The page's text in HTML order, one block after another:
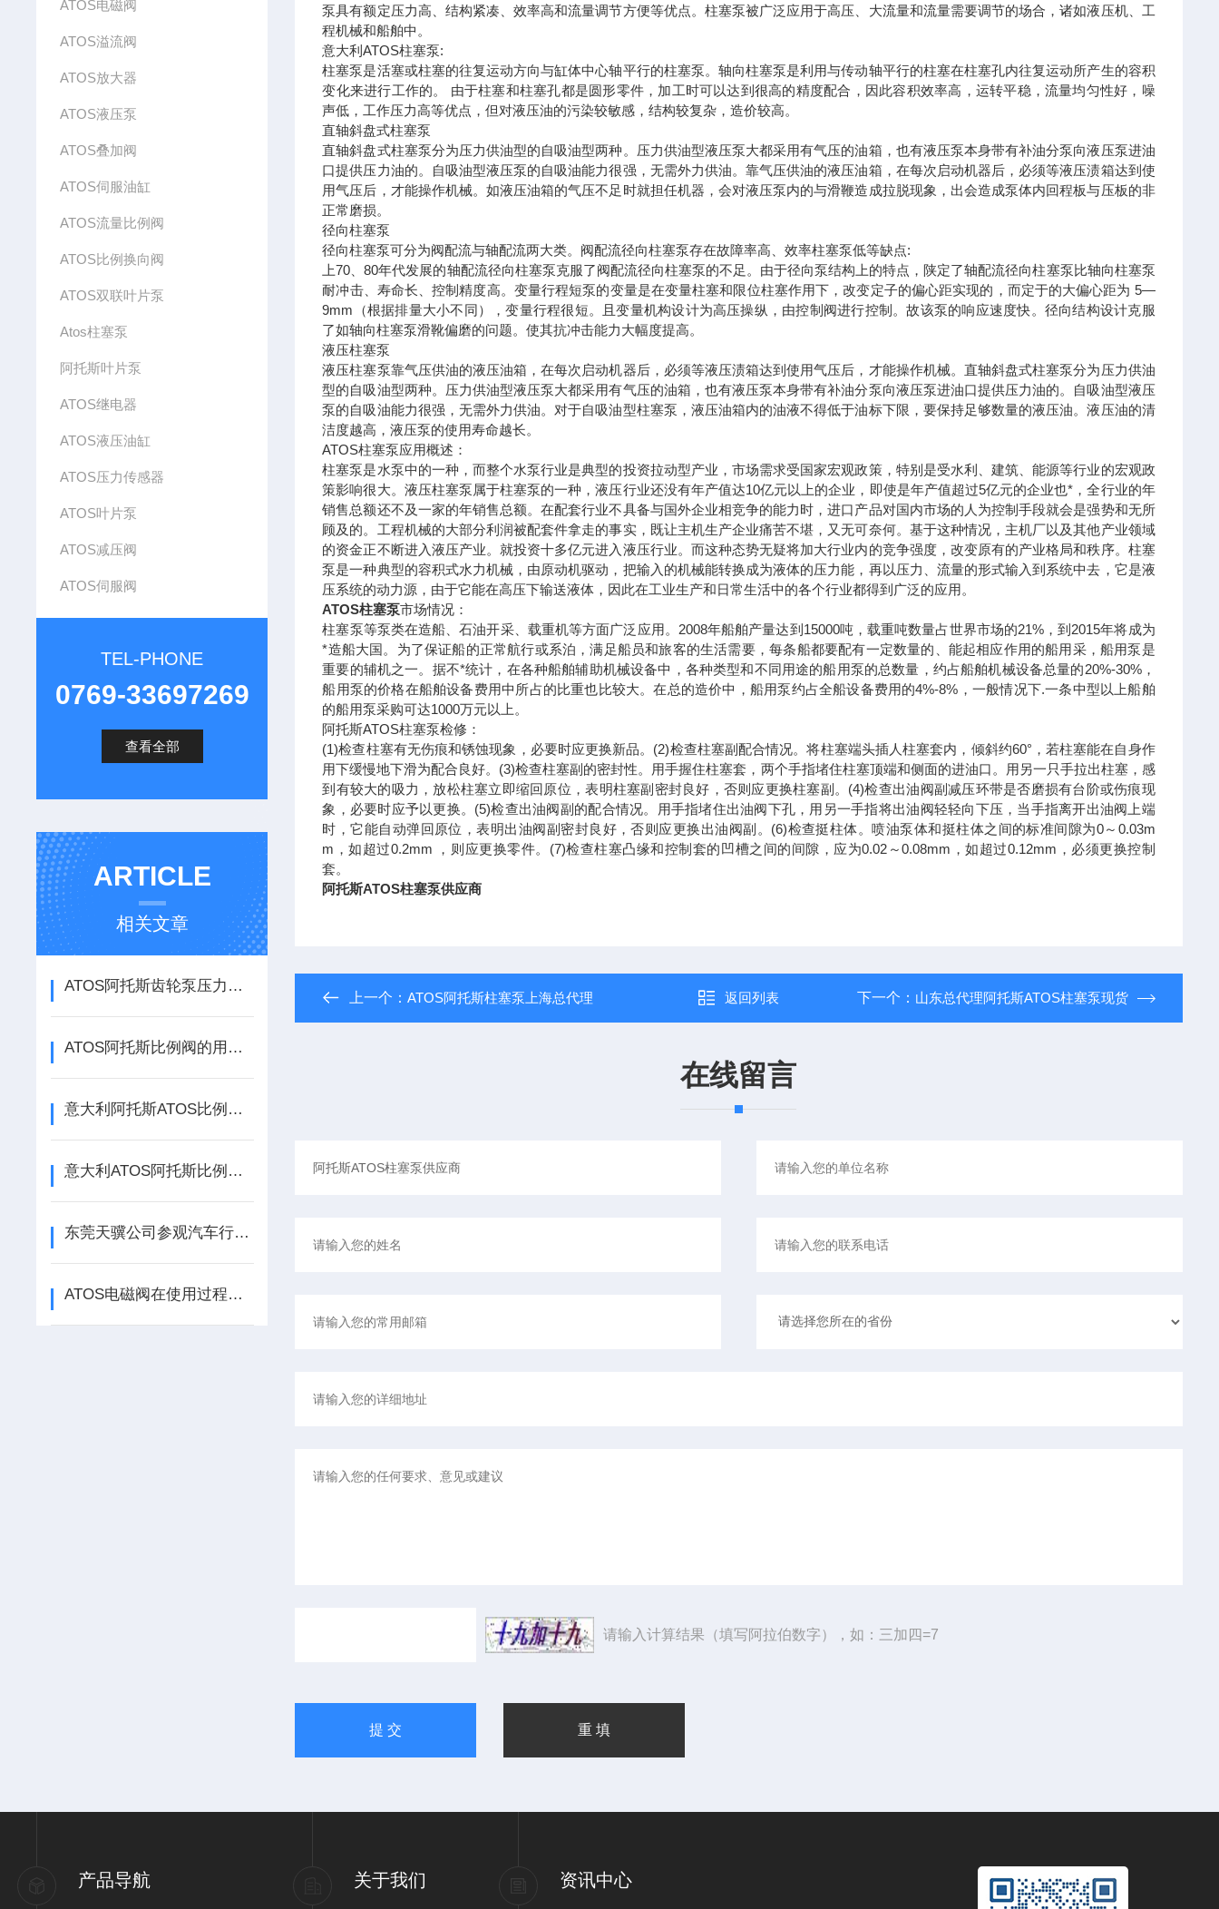
ATOS电磁阀
ATOS溢流阀
ATOS放大器
ATOS液压泵
ATOS叠加阀
ATOS伺服油缸
ATOS流量比例阀
ATOS比例换向阀
ATOS双联叶片泵
Atos柱塞泵
阿托斯叶片泵
ATOS继电器
ATOS液压油缸
ATOS压力传感器
ATOS叶片泵
ATOS减压阀
ATOS伺服阀
TEL-PHONE
0769-33697269
查看全部
ARTICLE
相关文章
ATOS阿托斯齿轮泵压力不足是什么原因
ATOS阿托斯比例阀的用途是什么
意大利阿托斯ATOS比例阀与普通阀的区别
意大利ATOS阿托斯比例阀简称
东莞天骥公司参观汽车行业使用ATOS电磁阀原理
ATOS电磁阀在使用过程中承受范围会出现那些情况
泵具有额定压力高、结构紧凑、效率高和流量调节方便等优点。柱塞泵被广泛应用于高压、大流量和流量需要调节的场合，诸如液压机、工
程机械和船舶中。
意大利ATOS柱塞泵:
柱塞泵是活塞或柱塞的往复运动方向与缸体中心轴平行的柱塞泵。轴向柱塞泵是利用与传动轴平行的柱塞在柱塞孔内往复运动所产生的容积
变化来进行工作的。 由于柱塞和柱塞孔都是圆形零件，加工时可以达到很高的精度配合，因此容积效率高，运转平稳，流量均匀性好，噪
声低，工作压力高等优点，但对液压油的污染较敏感，结构较复杂，造价较高。
直轴斜盘式柱塞泵
直轴斜盘式柱塞泵分为压力供油型的自吸油型两种。压力供油型液压泵大都采用有气压的油箱，也有液压泵本身带有补油分泵向液压泵进油
口提供压力油的。自吸油型液压泵的自吸油能力很强，无需外力供油。靠气压供油的液压油箱，在每次启动机器后，必须等液压渍箱达到使
用气压后，才能操作机械。如液压油箱的气压不足时就担任机器，会对液压泵内的与滑鞭造成拉脱现象，出会造成泵体内回程板与压板的非
正常磨损。
径向柱塞泵
径向柱塞泵可分为阀配流与轴配流两大类。阀配流径向柱塞泵存在故障率高、效率柱塞泵低等缺点:
上70、80年代发展的轴配流径向柱塞泵克服了阀配流径向柱塞泵的不足。由于径向泵结构上的特点，陕定了轴配流径向柱塞泵比轴向柱塞泵
耐冲击、寿命长、控制精度高。变量行程短泵的变量是在变量柱塞和限位柱塞作用下，改变定子的偏心距实现的，而定于的大偏心距为 5—
9mm（根据排量大小不同），变量行程很短。且变量机构设计为高压操纵，由控制阀进行控制。故该泵的响应速度快。径向结构设计克服
了如轴向柱塞泵滑靴偏磨的问题。使其抗冲击能力大幅度提高。
液压柱塞泵
液压柱塞泵靠气压供油的液压油箱，在每次启动机器后，必须等液压渍箱达到使用气压后，才能操作机械。直轴斜盘式柱塞泵分为压力供油
型的自吸油型两种。压力供油型液压泵大都采用有气压的油箱，也有液压泵本身带有补油分泵向液压泵进油口提供压力油的。自吸油型液压
泵的自吸油能力很强，无需外力供油。对于自吸油型柱塞泵，液压油箱内的油液不得低于油标下限，要保持足够数量的液压油。液压油的清
洁度越高，液压泵的使用寿命越长。
ATOS柱塞泵应用概述：
柱塞泵是水泵中的一种，而整个水泵行业是典型的投资拉动型产业，市场需求受国家宏观政策，特别是受水利、建筑、能源等行业的宏观政
策影响很大。液压柱塞泵属于柱塞泵的一种，液压行业还没有年产值达10亿元以上的企业，即使是年产值超过5亿元的企业也*，全行业的年
销售总额还不及一家的年销售总额。在配套行业不具备与国外企业相竞争的能力时，进口产品对国内市场的人为控制手段就会是强势和无所
顾及的。工程机械的大部分利润被配套件拿走的事实，既让主机生产企业痛苦不堪，又无可奈何。基于这种情况，主机厂以及其他产业领域
的资金正不断进入液压产业。就投资十多亿元进入液压行业。而这种态势无疑将加大行业内的竞争强度，改变原有的产业格局和秩序。柱塞
泵是一种典型的容积式水力机械，由原动机驱动，把输入的机械能转换成为液体的压力能，再以压力、流量的形式输入到系统中去，它是液
压系统的动力源，由于它能在高压下输送液体，因此在工业生产和日常生活中的各个行业都得到广泛的应用。
ATOS柱塞泵市场情况：
柱塞泵等泵类在造船、石油开采、载重机等方面广泛应用。2008年船舶产量达到15000吨，载重吨数量占世界市场的21%，到2015年将成为
*造船大国。为了保证船的正常航行或系泊，满足船员和旅客的生活需要，每条船都要配有一定数量的、能起相应作用的船用采，船用泵是
重要的辅机之一。据不*统计，在各种船舶辅助机械设备中，各种类型和不同用途的船用泵的总数量，约占船舶机械设备总量的20%-30%，
船用泵的价格在船舶设备费用中所占的比重也比较大。在总的造价中，船用泵约占全船设备费用的4%-8%，一般情况下.一条中型以上船舶
的船用泵采购可达1000万元以上。
阿托斯ATOS柱塞泵检修：
(1)检查柱塞有无伤痕和锈蚀现象，必要时应更换新品。(2)检查柱塞副配合情况。将柱塞端头插人柱塞套内，倾斜约60°，若柱塞能在自身作
用下缓慢地下滑为配合良好。(3)检查柱塞副的密封性。用手握住柱塞套，两个手指堵住柱塞顶端和侧面的进油口。用另一只手拉出柱塞，感
到有较大的吸力，放松柱塞立即缩回原位，表明柱塞副密封良好，否则应更换柱塞副。(4)检查出油阀副减压环带是否磨损有台阶或伤痕现
象，必要时应予以更换。(5)检查出油阀副的配合情况。用手指堵住出油阀下孔，用另一手指将出油阀轻轻向下压，当手指离开出油阀上端
时，它能自动弹回原位，表明出油阀副密封良好，否则应更换出油阀副。(6)检查挺柱体。喷油泵体和挺柱体之间的标准间隙为0～0.03m
m，如超过0.2mm ，则应更换零件。(7)检查柱塞凸缘和控制套的凹槽之间的间隙，应为0.02～0.08mm，如超过0.12mm，必须更换控制
套。
阿托斯ATOS柱塞泵供应商
上一个：ATOS阿托斯柱塞泵上海总代理 返回列表 下一个： 山东总代理阿托斯ATOS柱塞泵现货
在线留言
请输入计算结果（填写阿拉伯数字），如：三加四=7
产品导航 关于我们 资讯中心